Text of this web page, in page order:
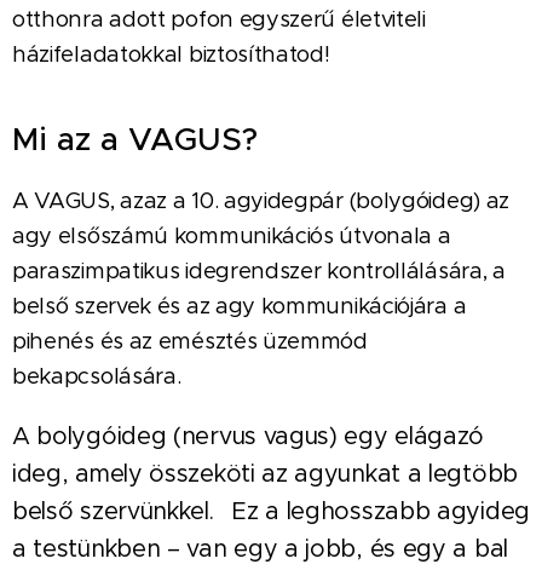
otthonra adott pofon egyszerű életviteli
házifeladatokkal biztosíthatod!
Mi az a VAGUS?
A VAGUS, azaz a 10. agyidegpár (bolygóideg) az
agy elsőszámú kommunikációs útvonala a
paraszimpatikus idegrendszer kontrollálására, a
belső szervek és az agy kommunikációjára a
pihenés és az emésztés üzemmód
bekapcsolására.
A bolygóideg (nervus vagus) egy elágazó
ideg, amely összeköti az agyunkat a legtöbb
belső szervünkkel.⠀Ez a leghosszabb agyideg
a testünkben – van egy a jobb, és egy a bal